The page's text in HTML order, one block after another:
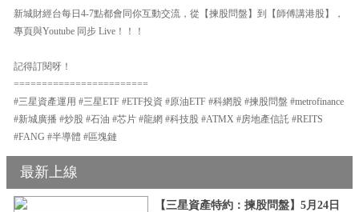
新城財經台每日4-7點都會同你互動交流，從【揀股問盤】到【師傅講港股】，
專頁與Youtube 同步 Live！！！
記得訂閱呀！
========================
#三星資產運用 #三星ETF #ETF投資 #原油ETF #科網股 #揀股問盤 #metrofinance
#新城廣播 #炒股 #石油 #芯片 #龍網 #科技股 #ATMX #房地產信託 #REITS
#FANG #半導體 #區塊鏈
最新上線
【三星資產特約：揀股問盤】5月24日